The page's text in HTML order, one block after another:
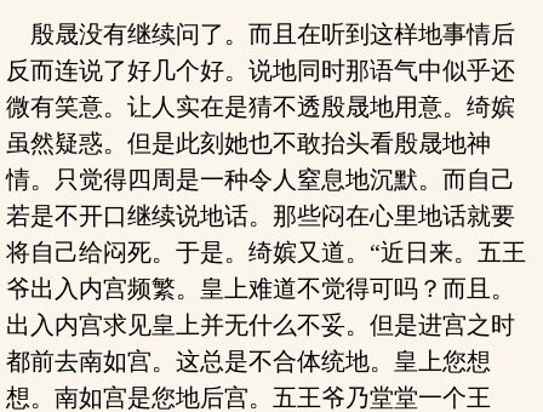
殷晟没有继续问了。而且在听到这样地事情后
反而连说了好几个好。说地同时那语气中似乎还
微有笑意。让人实在是猜不透殷晟地用意。绮嫔
虽然疑惑。但是此刻她也不敢抬头看殷晟地神
情。只觉得四周是一种令人窒息地沉默。而自己
若是不开口继续说地话。那些闷在心里地话就要
将自己给闷死。于是。绮嫔又道。“近日来。五王
爷出入内宫频繁。皇上难道不觉得可吗？而且。
出入内宫求见皇上并无什么不妥。但是进宫之时
都前去南如宫。这总是不合体统地。皇上您想
想。南如宫是您地后宫。五王爷乃堂堂一个王